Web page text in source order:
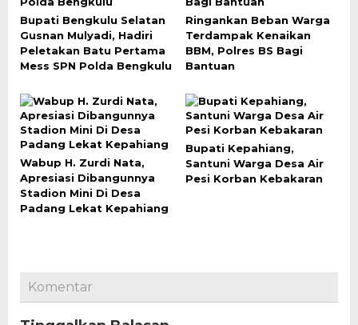
Bupati Bengkulu Selatan
Gusnan Mulyadi, Hadiri
Peletakan Batu Pertama
Mess SPN Polda Bengkulu
Ringankan Beban Warga
Terdampak Kenaikan
BBM, Polres BS Bagi
Bantuan
Wabup H. Zurdi Nata,
Apresiasi Dibangunnya
Stadion Mini Di Desa
Padang Lekat Kepahiang
Bupati Kepahiang,
Santuni Warga Desa Air
Pesi Korban Kebakaran
Komentar